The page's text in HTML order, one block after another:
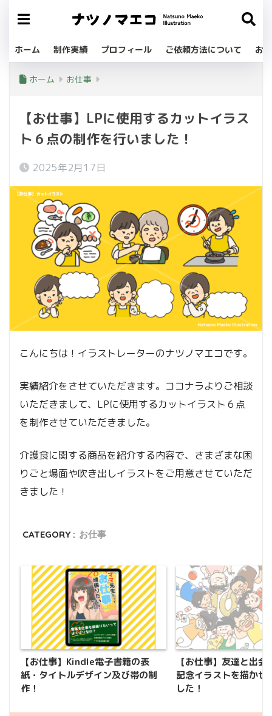
ホーム 制作実績 プロフィール ご依頼方法について お
ホーム お仕事
【お仕事】LPに使用するカットイラス
ト６点の制作を行いました！
2025年2月17日
こんにちは！イラストレーターのナツノマエコです。
実績紹介をさせていただきます。ココナラよりご相談
いただきまして、LPに使用するカットイラスト６点
を制作させていただきました。
介護食に関する商品を紹介する内容で、さまざまな困
りごと場面や吹き出しイラストをご用意させていただ
きました！
CATEGORY : お仕事
【お仕事】Kindle電子書籍の表
紙・タイトルデザイン及び帯の制
作！
【お仕事】友達と出
記念イラストを描かせ
した！